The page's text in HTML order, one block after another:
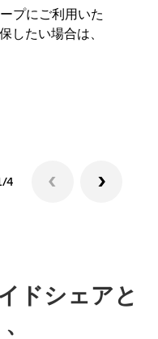
プにご利用いた
したい場合は、
4
ドシェアと